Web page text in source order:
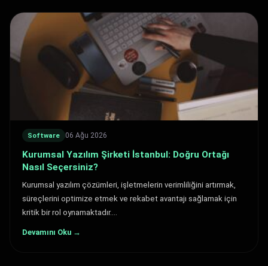
Software 06 Ağu 2026
Kurumsal Yazılım Şirketi İstanbul: Doğru Ortağı
Nasıl Seçersiniz?
Kurumsal yazılım çözümleri, işletmelerin verimliliğini artırmak,
süreçlerini optimize etmek ve rekabet avantajı sağlamak için
kritik bir rol oynamaktadır.…
Devamını Oku →